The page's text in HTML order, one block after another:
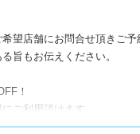
望店舗にお問合せ頂きご予
旨もお伝えください。
！
ご利用頂けます。